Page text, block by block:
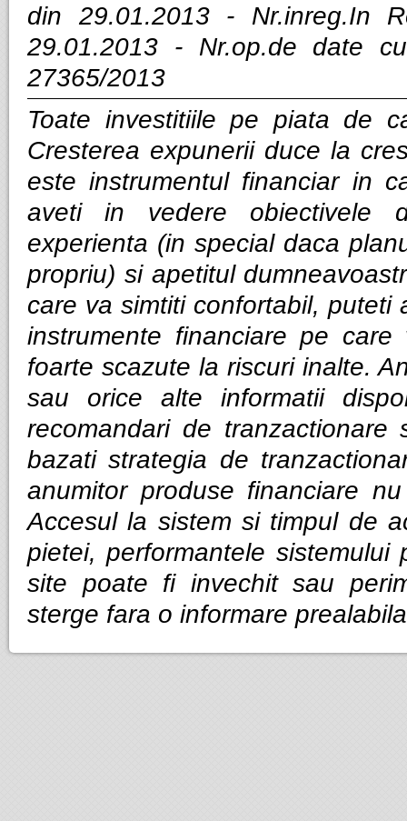
din 29.01.2013 - Nr.inreg.In
29.01.2013 - Nr.op.de date
27365/2013
Toate investitiile pe piata de
Cresterea expunerii duce la
este instrumentul financiar in
aveti in vedere obiectivele
experienta (in special daca
propriu) si apetitul
care va simtiti confortabil, puteti
instrumente financiare pe
foarte scazute la riscuri inalte.
sau orice alte informatii
recomandari de
bazati strategia de
anumitor produse financiare
Accesul la sistem si timpul de
pietei, performantele
site poate fi invechit sau
sterge fara o informare